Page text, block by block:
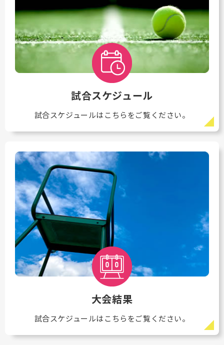
試合スケジュール
試合スケジュールはこちらをご覧ください。
大会結果
試合スケジュールはこちらをご覧ください。